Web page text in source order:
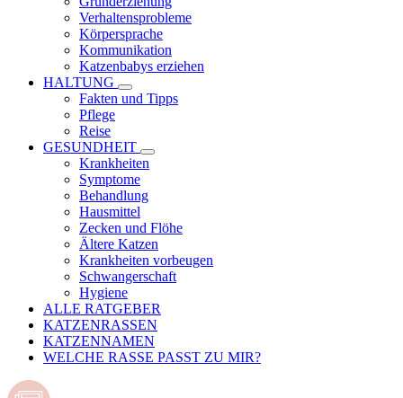
Verhaltensprobleme
Körpersprache
Kommunikation
Katzenbabys erziehen
HALTUNG
Fakten und Tipps
Pflege
Reise
GESUNDHEIT
Krankheiten
Symptome
Behandlung
Hausmittel
Zecken und Flöhe
Ältere Katzen
Krankheiten vorbeugen
Schwangerschaft
Hygiene
ALLE RATGEBER
KATZENRASSEN
KATZENNAMEN
WELCHE RASSE PASST ZU MIR?